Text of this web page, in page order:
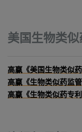
美国生物类
高赢《美国生物类似
高赢《生物类似药监
高赢《生物类似药专利